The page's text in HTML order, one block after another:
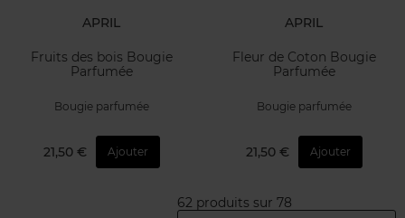
APRIL
Fruits des bois Bougie
Parfumée
Bougie parfumée
21,50 € Ajouter
APRIL
Fleur de Coton Bougie
Parfumée
Bougie parfumée
21,50 € Ajouter
62 produits sur 78